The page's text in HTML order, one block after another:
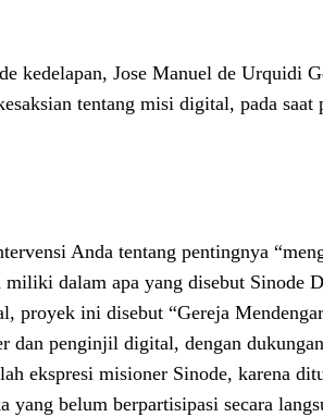
kedelapan, Jose Manuel de Urquidi
tentang misi digital, pada saat
Anda tentang pentingnya
dalam apa yang disebut Sinode
proyek ini disebut “Gereja
dan penginjil digital, dengan
ekspresi misioner Sinode, karena
belum berpartisipasi secara